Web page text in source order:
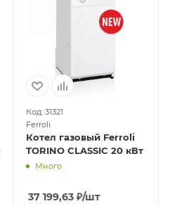
Код: 31321
Ferroli
Котел газовый Ferroli
TORINO CLASSIC 20 кВт
Много
37 199,63₽/шт